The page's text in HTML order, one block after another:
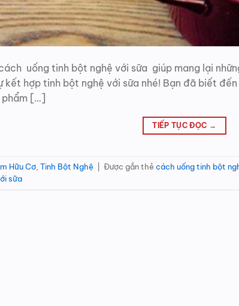
uống tinh bột nghệ với sữa giúp mang lại
kết hợp tinh bột nghệ với sữa nhé! Bạn đã biết
phẩm […]
TIẾP TỤC ĐỌC →
Hữu Cơ, Tinh Bột Nghệ Được gắn thẻ cách uống tinh bột
sữa